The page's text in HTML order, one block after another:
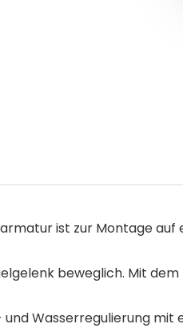
ist zur Montage
beweglich. Mit
Wasserregulierung mit